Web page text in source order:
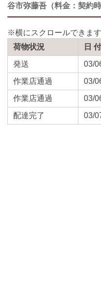
谷市弥藤吾（料金：契約時
荷物状況 日
発送 03/
作業店通過 03/
作業店通過 03/
配達完了 03/